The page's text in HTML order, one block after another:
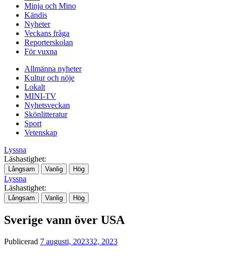
Minja och Mino
Kändis
Nyheter
Veckans fråga
Reporterskolan
För vuxna
Allmänna nyheter
Kultur och nöje
Lokalt
MINI-TV
Nyhetsveckan
Skönlitteratur
Sport
Vetenskap
Lyssna
Läshastighet:
Långsam Vanlig Hög
Lyssna
Läshastighet:
Långsam Vanlig Hög
Sverige vann över USA
Publicerad 7 augusti, 202332, 2023